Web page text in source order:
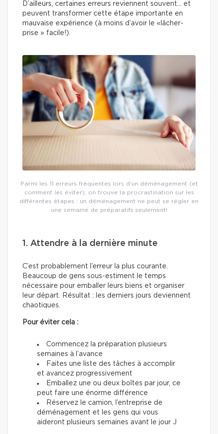
D’ailleurs, certaines erreurs reviennent souvent… et
peuvent transformer cette étape importante en
mauvaise expérience (à moins d’avoir le «lâcher-
prise » facile!).
Parmi les 11 erreurs fréquentes lors d’un déménagement (et
comment les éviter), on trouve la procrastination sur les
différentes étapes : un déménagement ne peut se régler en
une semaine de préparatifs seulement!
1. Attendre à la dernière minute
C’est probablement l’erreur la plus courante.
Beaucoup de gens sous-estiment le temps
nécessaire pour emballer leurs biens et organiser
leur départ. Résultat : les derniers jours deviennent
chaotiques.
Pour éviter cela :
Commencez la préparation plusieurs
semaines à l’avance
Faites une liste des tâches à accomplir
et avancez progressivement
Emballez une ou deux boîtes par jour, ce
peut faire une énorme différence
Réservez le camion, l’entreprise de
déménagement et les gens qui vous
aideront plusieurs semaines avant le jour J